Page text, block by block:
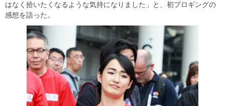
はなく拾いたくなるような気持になりました」と、初プロギングの
感想を語った。